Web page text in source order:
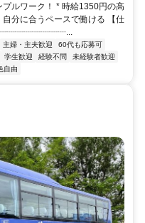
ルワーク！ * 時給1350円の高
分に合うペースで働ける 【仕
主婦・主夫歓迎
60代も応募可
学生歓迎 経験不問
未経験者歓迎
自由